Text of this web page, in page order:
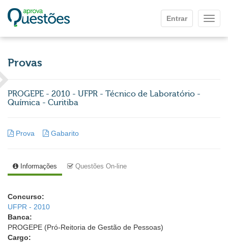
Entrar
Provas
PROGEPE - 2010 - UFPR - Técnico de Laboratório -
Química - Curitiba
Prova Gabarito
Informações Questões On-line
Concurso:
UFPR - 2010
Banca:
PROGEPE (Pró-Reitoria de Gestão de Pessoas)
Cargo: